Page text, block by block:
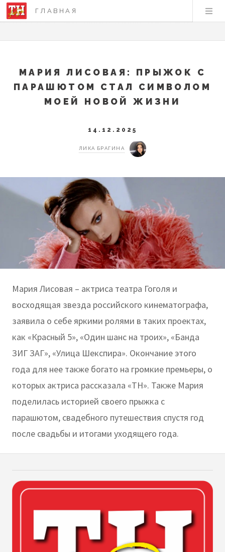
ГЛАВНАЯ
МАРИЯ ЛИСОВАЯ: ПРЫЖОК С
ПАРАШЮТОМ СТАЛ СИМВОЛОМ
МОЕЙ НОВОЙ ЖИЗНИ
14.12.2025
ЛИКА БРАГИНА
Мария Лисовая – актриса театра Гоголя и
восходящая звезда российского кинематографа,
заявила о себе яркими ролями в таких проектах,
как «Красный 5», «Один шанс на троих», «Банда
ЗИГ ЗАГ», «Улица Шекспира». Окончание этого
года для нее также богато на громкие премьеры, о
которых актриса рассказала «ТН». Также Мария
поделилась историей своего прыжка с
парашютом, свадебного путешествия спустя год
после свадьбы и итогами уходящего года.